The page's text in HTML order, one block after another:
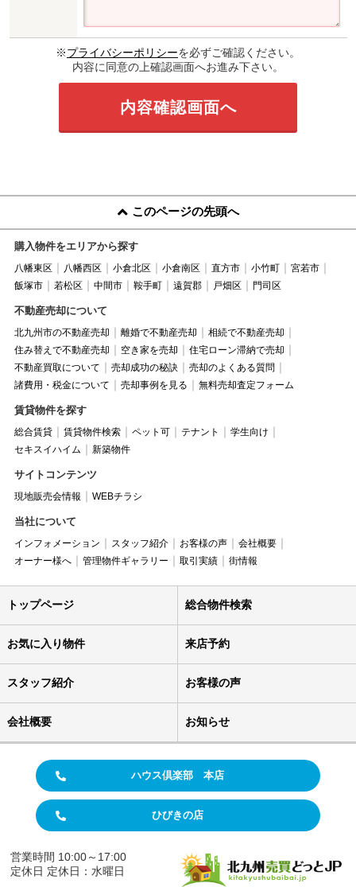
※プライバシーポリシーを必ずご確認ください。
内容に同意の上確認画面へお進み下さい。
このページの先頭へ
購入物件をエリアから探す
八幡東区 八幡西区 小倉北区 小倉南区 直方市 小竹町
宮若市
飯塚市
若松区 中間市 鞍手町 遠賀郡 戸畑区 門司区
不動産売却について
北九州市の不動産売却 離婚で不動産売却
相続で不動産売却
住み替えで不動産売却
空き家を売却
住宅ローン滞納で売却
不動産買取について
売却成功の秘訣
売却のよくある質問
諸費用・税金について
売却事例を見る 無料売却査定フォーム
賃貸物件を探す
総合賃貸 賃貸物件検索 ペット可 テナント
学生向け
セキスイハイム
新築物件
サイトコンテンツ
現地販売会情報 WEBチラシ
当社について
インフォメーション スタッフ紹介 お客様の声
会社概要
オーナー様へ
管理物件ギャラリー 取引実績 街情報
トップページ 総合物件検索
お気に入り物件 来店予約
スタッフ紹介 お客様の声
会社概要 お知らせ
ハウス倶楽部 本店
ひびきの店
営業時間 10:00～17:00
定休日 定休日：水曜日